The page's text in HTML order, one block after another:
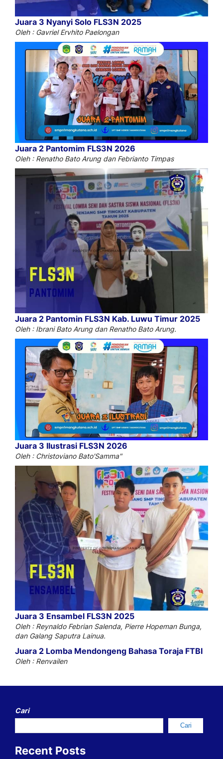
Juara 3 Nyanyi Solo FLS3N 2025
Oleh : Gavriel Ervhito Paelongan
Juara 2 Pantomim FLS3N 2026
Oleh : Renatho Bato Arung dan Febrianto Timpas
Juara 2 Pantomin FLS3N Kab. Luwu Timur 2025
Oleh : Ibrani Bato Arung dan Renatho Bato Arung.
Juara 3 Ilustrasi FLS3N 2026
Oleh : Christoviano Bato'Samma"
Juara 3 Ensambel FLS3N 2025
Oleh : Reynaldo Febrian Salenda, Pierre Hopeman Bunga,
dan Galang Saputra Lainua.
Juara 2 Lomba Mendongeng Bahasa Toraja FTBI
Oleh : Renvailen
Cari
Cari
Recent Posts